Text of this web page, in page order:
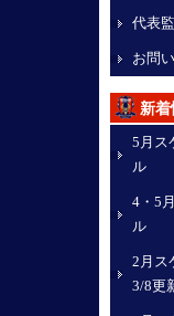
代表
お問
新着
5月ス
ル
4・5
ル
2月
3/8更